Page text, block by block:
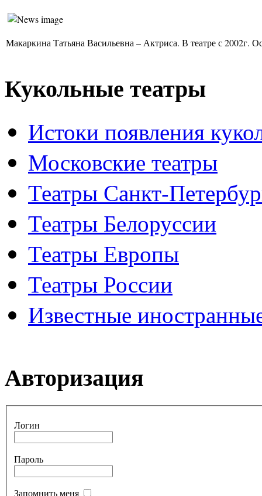
Макаркина Татьяна Васильевна – Актриса. В театре с 2002г.
Кукольные театры
Истоки появления
Московские театры
Театры Санкт-
Театры Белоруссии
Театры Европы
Театры России
Известные
Авторизация
Логин
Пароль
Запомнить меня